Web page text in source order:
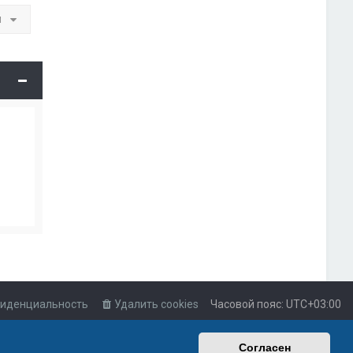
Согласен
Часовой пояс: UTC+03:00
Удалить cookies